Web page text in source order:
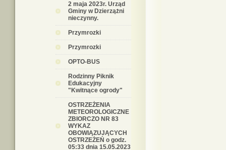
2 maja 2023r. Urząd
Gminy w Dzierzążni
nieczynny.
Przymrozki
Przymrozki
OPTO-BUS
Rodzinny Piknik
Edukacyjny
"Kwitnące ogrody"
OSTRZEŻENIA
METEOROLOGICZNE
ZBIORCZO NR 83
WYKAZ
OBOWIĄZUJĄCYCH
OSTRZEŻEŃ o godz.
05:33 dnia 15.05.2023